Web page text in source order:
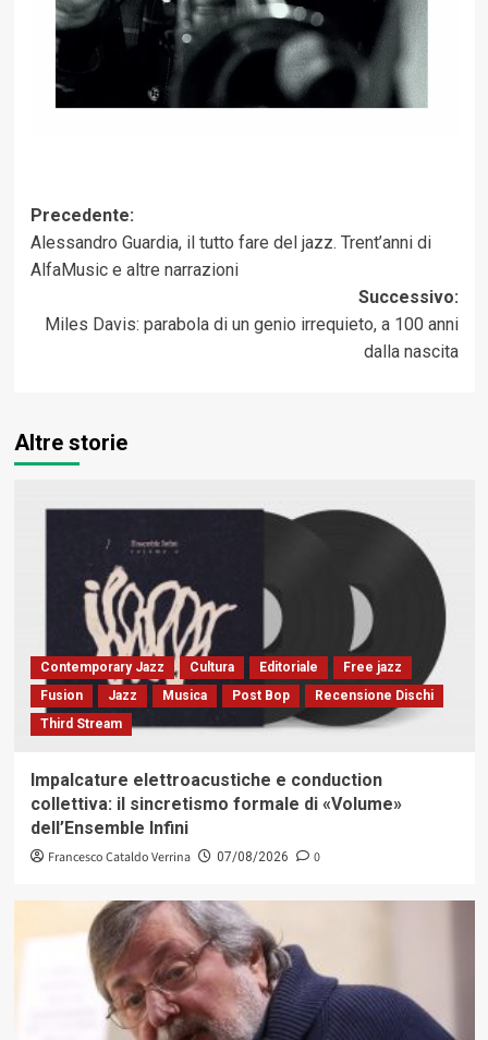
Navigazione
articolo
Precedente:
Alessandro Guardia, il tutto fare del jazz. Trent’anni di
AlfaMusic e altre narrazioni
Successivo:
Miles Davis: parabola di un genio irrequieto, a 100 anni
dalla nascita
Altre storie
Contemporary Jazz Cultura Editoriale
Free jazz
Fusion
Jazz Musica Post Bop
Recensione Dischi
Third Stream
Impalcature elettroacustiche e conduction
collettiva: il sincretismo formale di «Volume»
dell’Ensemble Infini
Francesco Cataldo Verrina 07/08/2026 0